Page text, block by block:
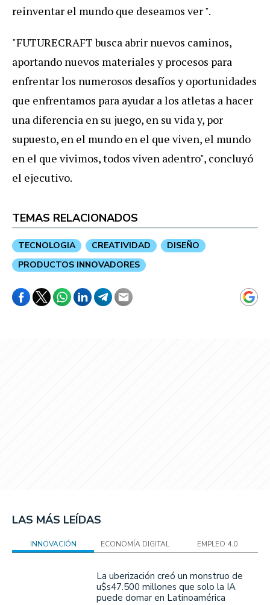
reinventar el mundo que deseamos ver ".
"FUTURECRAFT busca abrir nuevos caminos,
aportando nuevos materiales y procesos para
enfrentar los numerosos desafíos y oportunidades
que enfrentamos para ayudar a los atletas a hacer
una diferencia en su juego, en su vida y, por
supuesto, en el mundo en el que viven, el mundo
en el que vivimos, todos viven adentro", concluyó
el ejecutivo.
TEMAS RELACIONADOS
TECNOLOGIA CREATIVIDAD
DISEÑO
PRODUCTOS INNOVADORES
LAS MÁS LEÍDAS
INNOVACIÓN ECONOMÍA DIGITAL EMPLEO 4.0
La uberización creó un monstruo de
u$s47.500 millones que solo la IA
puede domar en Latinoamérica